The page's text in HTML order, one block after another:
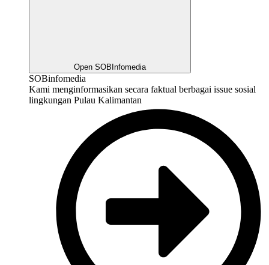
Open SOBInfomedia
SOBinfomedia
Kami menginformasikan secara faktual berbagai issue sosial
lingkungan Pulau Kalimantan